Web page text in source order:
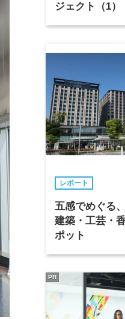
ジェクト（1）
レポート
五感でめぐる
建築・工芸・
ポット
PR